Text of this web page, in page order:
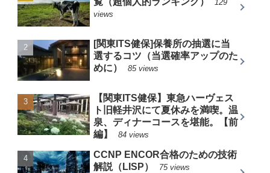
129
views
[関東ITS健保]保養所の抽選に当
選するコツ（当選確率アップのた
めに）
85 views
【関東ITS健保】東急ハーヴェス
ト旧軽井沢にて夏休みを満喫。温
泉、ディナーコースを堪能。【前
編】
84 views
CCNP ENCOR合格のための技術
解説（LISP）
75 views